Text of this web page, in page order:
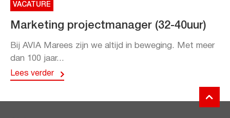
VACATURE
Marketing projectmanager (32-40uur)
Bij AVIA Marees zijn we altijd in beweging. Met meer
dan 100 jaar...
Lees verder